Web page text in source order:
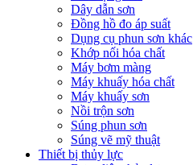
Dây dẫn sơn
Đồng hồ đo áp suất
Dụng cụ phun sơn khác
Khớp nối hóa chất
Máy bơm màng
Máy khuấy hóa chất
Máy khuấy sơn
Nồi trộn sơn
Súng phun sơn
Súng vẽ mỹ thuật
Thiết bị thủy lực